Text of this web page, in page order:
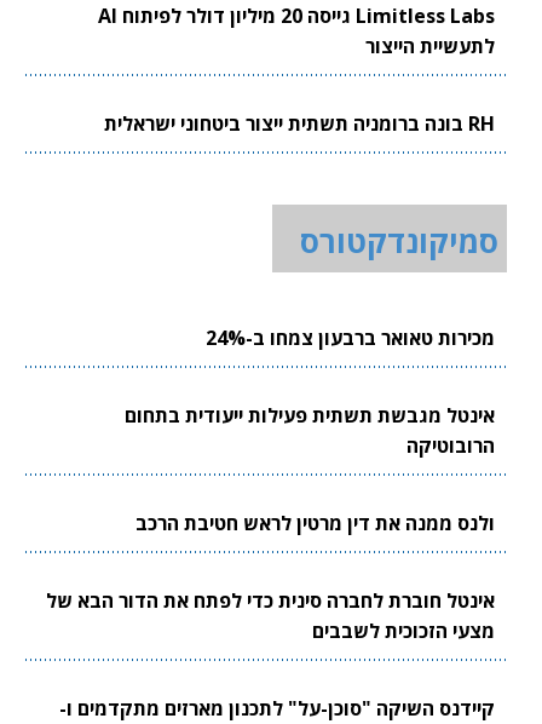
Limitless Labs גייסה 20 מיליון דולר לפיתוח AI
לתעשיית הייצור
RH בונה ברומניה תשתית ייצור ביטחוני ישראלית
סמיקונדקטורס
מכירות טאואר ברבעון צמחו ב-24%
אינטל מגבשת תשתית פעילות ייעודית בתחום
הרובוטיקה
ולנס ממנה את דין מרטין לראש חטיבת הרכב
אינטל חוברת לחברה סינית כדי לפתח את הדור הבא של
מצעי הזכוכית לשבבים
קיידנס השיקה "סוכן-על" לתכנון מארזים מתקדמים ו-